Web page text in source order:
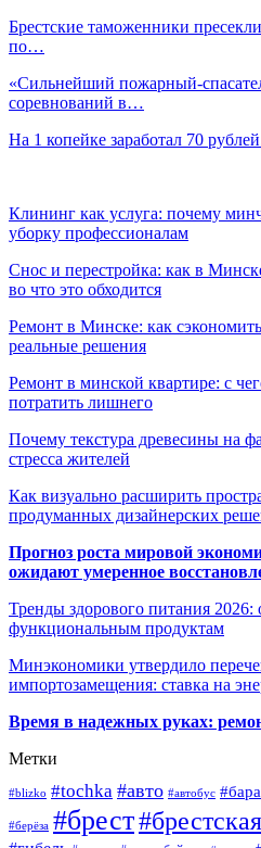
Брестские таможенники
по…
«Сильнейший пожарный-
соревнований в…
На 1 копейке заработал 70
Клининг как услуга: почему
уборку профессионалам
Снос и перестройка: как в
во что это обходится
Ремонт в Минске: как
реальные решения
Ремонт в минской квартире: с
потратить лишнего
Почему текстура древесины на
стресса жителей
Как визуально расширить
продуманных дизайнерских
Прогноз роста мировой
ожидают умеренное
Тренды здорового питания 2026:
функциональным продуктам
Минэкономики утвердило
импортозамещения: ставка на
Время в надежных руках:
Метки
#blizko #tochka #авто #автобус
#берёза #брест